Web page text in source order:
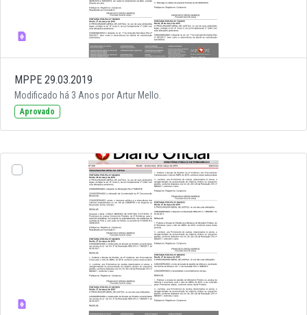
MPPE 29.03.2019
Modificado há 3 Anos por Artur Mello.
Aprovado